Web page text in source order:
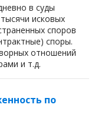
в суды
исковых
споров
споры.
отношений
и т.д.
по